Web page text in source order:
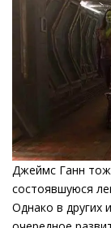
Джеймс Ганн
состоявшуюся
Однако в других